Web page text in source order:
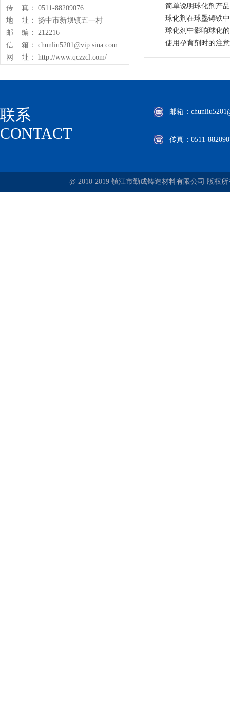
传 真： 0511-88209076
地 址： 扬中市新坝镇五一村
邮 编： 212216
信 箱： chunliu5201@vip.sina.com
网 址： http://www.qczzcl.com/
简单说明球化剂产
球化剂在球墨铸铁
球化剂中影响球化
使用孕育剂时的注
联系
CONTACT
邮箱：
传真：0511-
@ 2010-2019 镇江市勤成铸造材料有限公司 版权